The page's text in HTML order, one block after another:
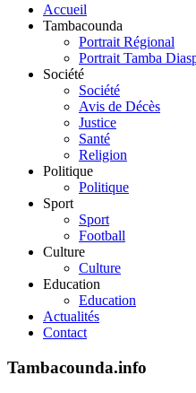
Accueil
Tambacounda
Portrait Régional
Portrait Tamba
Société
Société
Avis de Décès
Justice
Santé
Religion
Politique
Politique
Sport
Sport
Football
Culture
Culture
Education
Education
Actualités
Contact
Tambacounda.info